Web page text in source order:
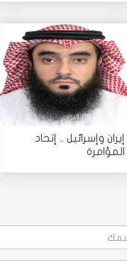
إيران وإسرائيل .. إتحاد
المؤامرة